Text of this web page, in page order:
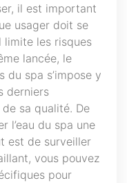
il est important
usager doit se
limite les risques
lancée, le
du spa s’impose y
derniers
de sa qualité. De
l’eau du spa une
est de surveiller
vous pouvez
pour